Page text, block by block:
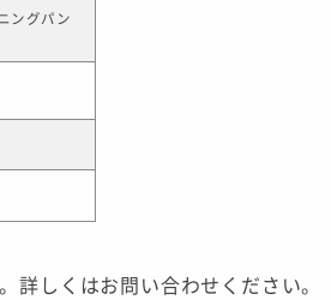
ングパン
詳しくはお問い合わせください。